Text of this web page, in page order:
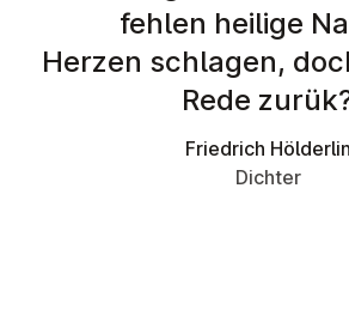
fehlen heilige
Herzen schlagen,
Rede
Friedrich Hölderlin
Dichter